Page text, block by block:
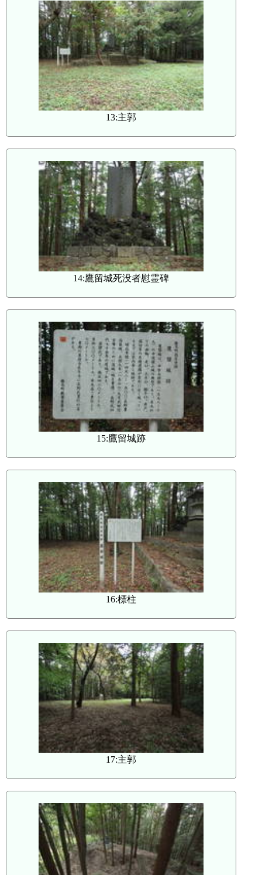
13:主郭
14:鷹留城死没者慰霊碑
15:鷹留城跡
16:標柱
17:主郭